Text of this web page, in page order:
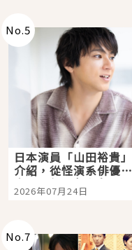
No.5
日本演員「山田裕貴」
介紹，從怪演系俳優走
向國民級日劇主角
2026年07月24日
No.7